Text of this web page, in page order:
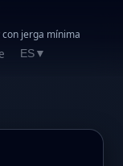
jerga mínima
ES ▼